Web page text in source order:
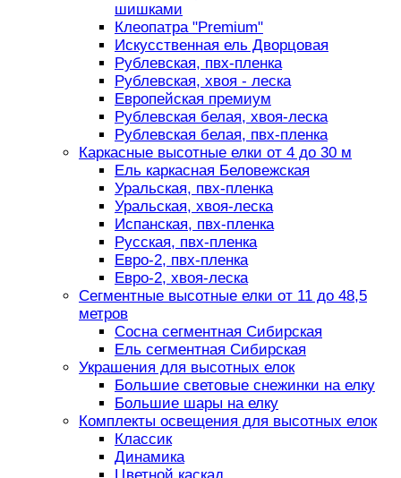
шишками
Клеопатра "Premium"
Искусственная ель Дворцовая
Рублевская, пвх-пленка
Рублевская, хвоя - леска
Европейская премиум
Рублевская белая, хвоя-леска
Рублевская белая, пвх-пленка
Каркасные высотные елки от 4 до 30 м
Ель каркасная Беловежская
Уральская, пвх-пленка
Уральская, хвоя-леска
Испанская, пвх-пленка
Русская, пвх-пленка
Евро-2, пвх-пленка
Евро-2, хвоя-леска
Сегментные высотные елки от 11 до 48,5
метров
Сосна сегментная Сибирская
Ель сегментная Сибирская
Украшения для высотных елок
Большие световые снежинки на елку
Большие шары на елку
Комплекты освещения для высотных елок
Классик
Динамика